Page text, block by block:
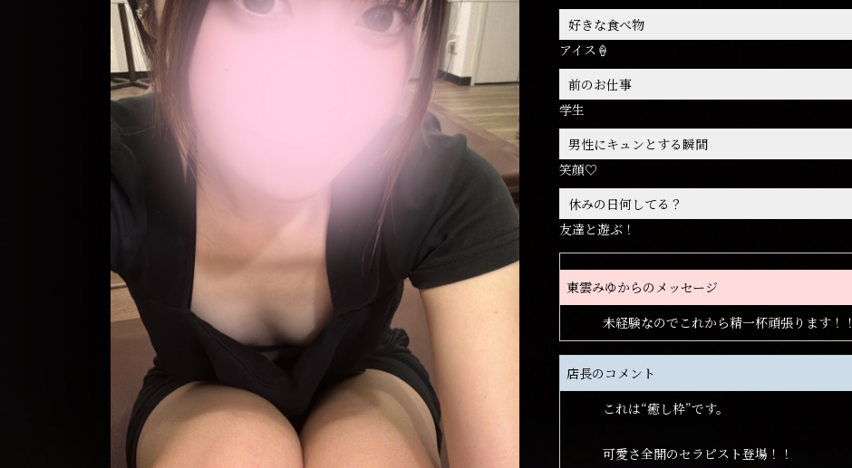
好きな食べ物
アイス🍦
前のお仕事
学生
男性にキュンとする瞬間
笑顔♡
休みの日何してる？
友達と遊ぶ！
東雲みゆからのメッセージ
未経験なのでこれから精一杯頑張ります！！
店長のコメント
これは“癒し枠”です。
可愛さ全開のセラピスト登場！！